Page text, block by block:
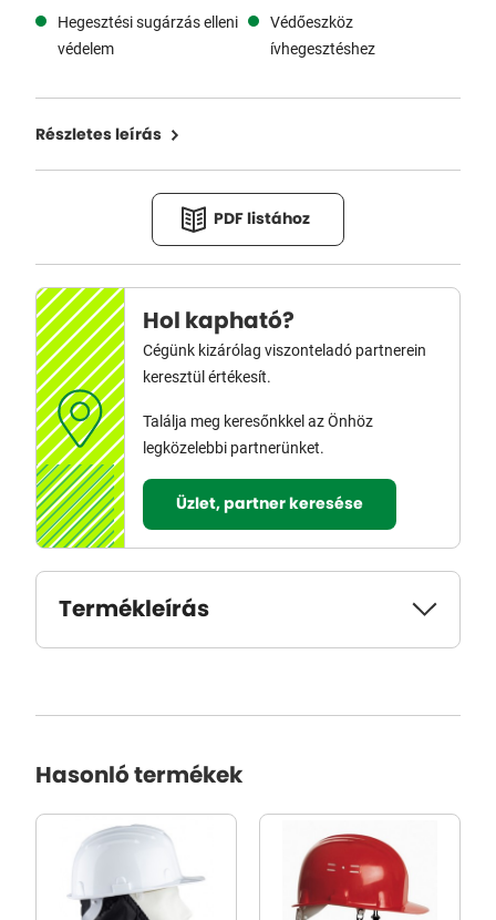
Hegesztési sugárzás elleni
védelem
Védőeszköz
ívhegesztéshez
Részletes leírás
PDF listához
Hol kapható?
Cégünk kizárólag viszonteladó partnerein
keresztül értékesít.
Találja meg keresőnkkel az Önhöz
legközelebbi partnerünket.
Üzlet, partner keresése
Termékleírás
Hasonló termékek